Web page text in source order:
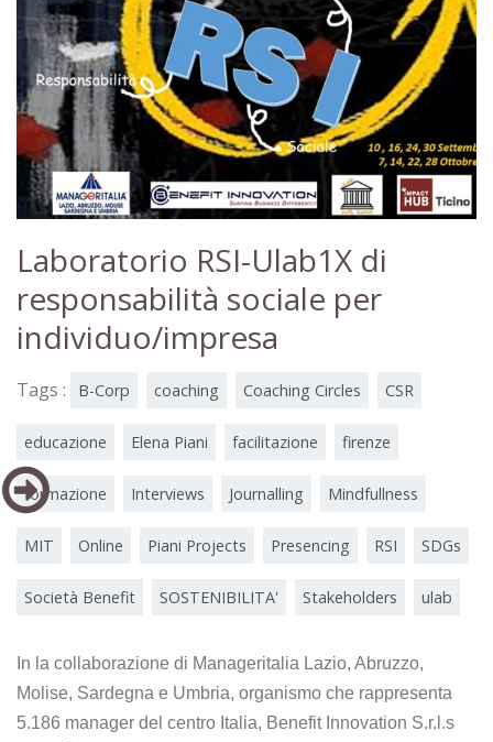
Laboratorio RSI-Ulab1X di
responsabilità sociale per
individuo/impresa
Tags : B-Corp coaching Coaching Circles CSR
educazione Elena Piani facilitazione firenze
formazione Interviews Journalling Mindfullness
MIT Online Piani Projects Presencing RSI SDGs
Società Benefit SOSTENIBILITA' Stakeholders ulab
In la collaborazione di Manageritalia Lazio, Abruzzo,
Molise, Sardegna e Umbria, organismo che rappresenta
5.186 manager del centro Italia, Benefit Innovation S.r.l.s